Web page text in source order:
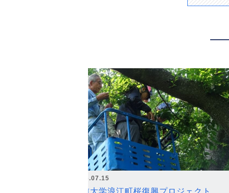
2026.07.15
弘前大学浪江町桜復興プロジェクト